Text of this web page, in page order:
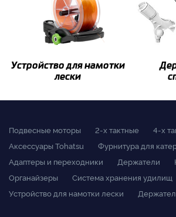
Устройство для намотки
лески
Подвесные моторы 2-x тактные
4-x
Аксессуары Tohatsu
Фурнитура для
Адаптеры и переходники
Держатели
Органайзеры
Система хранения удилищ
Устройство для намотки лески